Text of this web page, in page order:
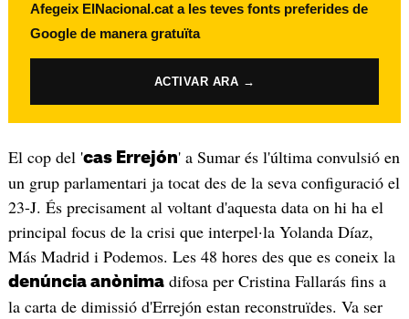
Afegeix ElNacional.cat a les teves fonts preferides de
Google de manera gratuïta
ACTIVAR ARA →
El cop del 'cas Errejón' a Sumar és l'última convulsió en
un grup parlamentari ja tocat des de la seva configuració el
23-J. És precisament al voltant d'aquesta data on hi ha el
principal focus de la crisi que interpel·la Yolanda Díaz,
Más Madrid i Podemos. Les 48 hores des que es coneix la
denúncia anònimadifosa per Cristina Fallarás fins a
la carta de dimissió d'Errejón estan reconstruïdes. Va ser